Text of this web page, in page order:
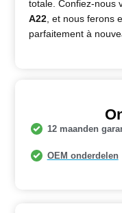
totale. Confiez-nous
A22 , et nous ferons
parfaitement à
12 maanden
OEM onderdelen